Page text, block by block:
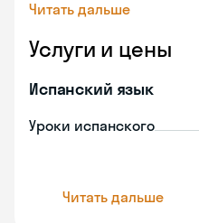
Читать дальше
Услуги и цены
Испанский язык
Уроки испанского
Читать дальше